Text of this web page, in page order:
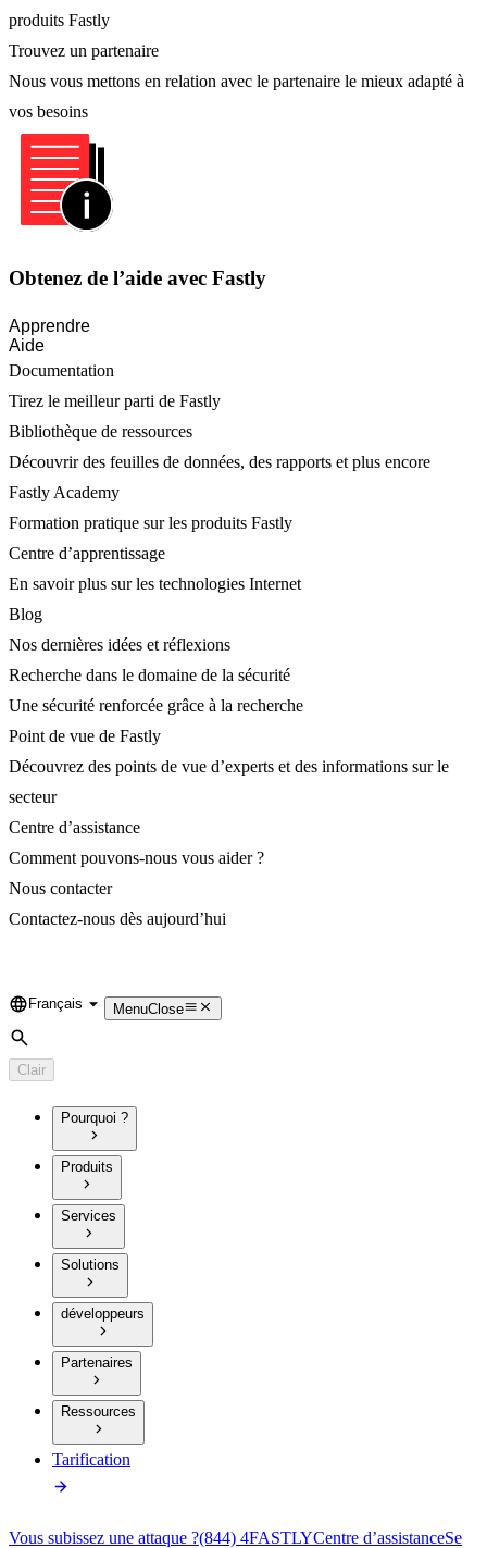
produits Fastly
Trouvez un partenaire
Nous vous mettons en relation avec le partenaire le mieux adapté à
vos besoins
Obtenez de l’aide avec Fastly
Apprendre
Aide
Documentation
Tirez le meilleur parti de Fastly
Bibliothèque de ressources
Découvrir des feuilles de données, des rapports et plus encore
Fastly Academy
Formation pratique sur les produits Fastly
Centre d’apprentissage
En savoir plus sur les technologies Internet
Blog
Nos dernières idées et réflexions
Recherche dans le domaine de la sécurité
Une sécurité renforcée grâce à la recherche
Point de vue de Fastly
Découvrez des points de vue d’experts et des informations sur le
secteur
Centre d’assistance
Comment pouvons-nous vous aider ?
Nous contacter
Contactez-nous dès aujourd’hui
Language
Français MenuClose
Rechercher
Clair
Pourquoi ?
Produits
Services
Solutions
développeurs
Partenaires
Ressources
Tarification
Vous subissez une attaque ?(844) 4FASTLYCentre d’assistanceSe